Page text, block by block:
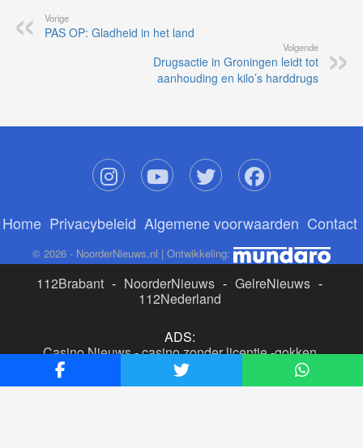
Vorige
PAS OP: Gladheid in het land
Volgende
Drugsactie in Groningen leidt tot
aanhouding en kilo’s harddrugs
Home Privacybeleid Algemene voorwaarden Contact
© 2026 - NoorderNieuws.nl | Ontwikkeling:
112Brabant - NoorderNieuws - GelreNieuws -
112Nederland
ADS:
Casino Nieuws-casino zonder licentie-gokken
buitenlandse site
beste online casino nederland